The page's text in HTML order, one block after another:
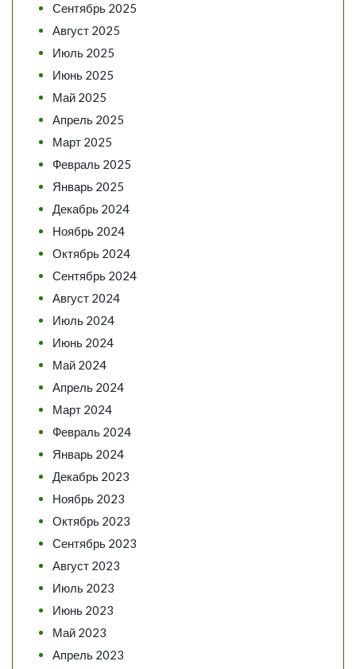
Сентябрь 2025
Август 2025
Июль 2025
Июнь 2025
Май 2025
Апрель 2025
Март 2025
Февраль 2025
Январь 2025
Декабрь 2024
Ноябрь 2024
Октябрь 2024
Сентябрь 2024
Август 2024
Июль 2024
Июнь 2024
Май 2024
Апрель 2024
Март 2024
Февраль 2024
Январь 2024
Декабрь 2023
Ноябрь 2023
Октябрь 2023
Сентябрь 2023
Август 2023
Июль 2023
Июнь 2023
Май 2023
Апрель 2023